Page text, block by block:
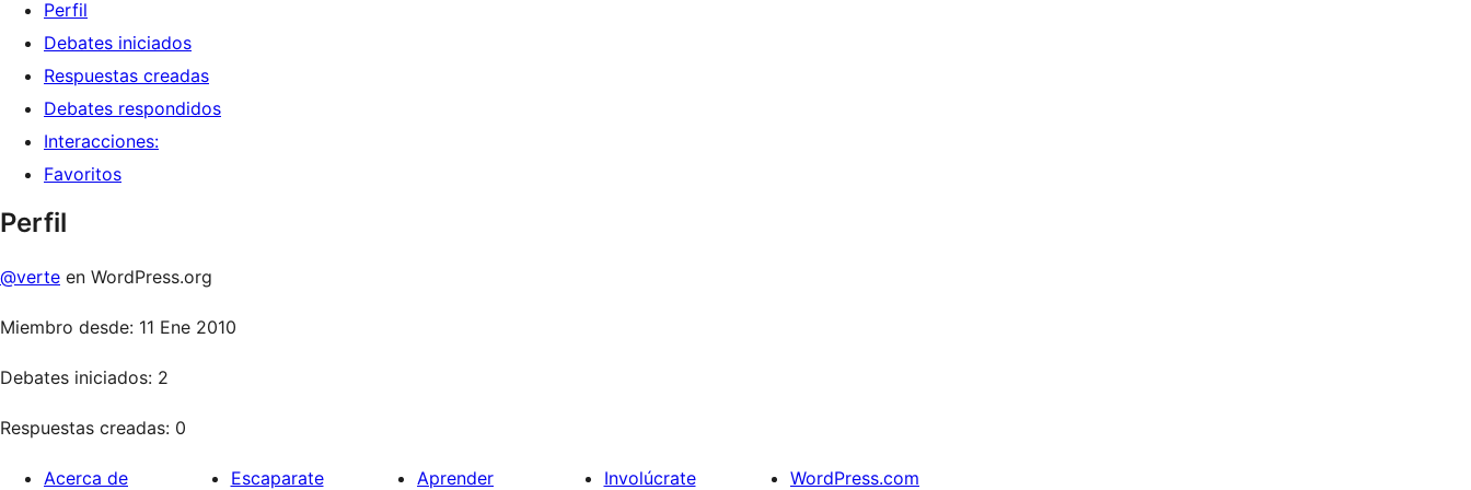
Perfil
Debates iniciados
Respuestas creadas
Debates respondidos
Interacciones:
Favoritos
Perfil
@verte en WordPress.org
Miembro desde: 11 Ene 2010
Debates iniciados: 2
Respuestas creadas: 0
Acerca de Escaparate Aprender Involúcrate WordPress.com